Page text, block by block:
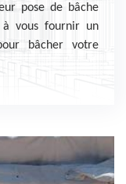
pose de bâche
à vous fournir un
bâcher votre